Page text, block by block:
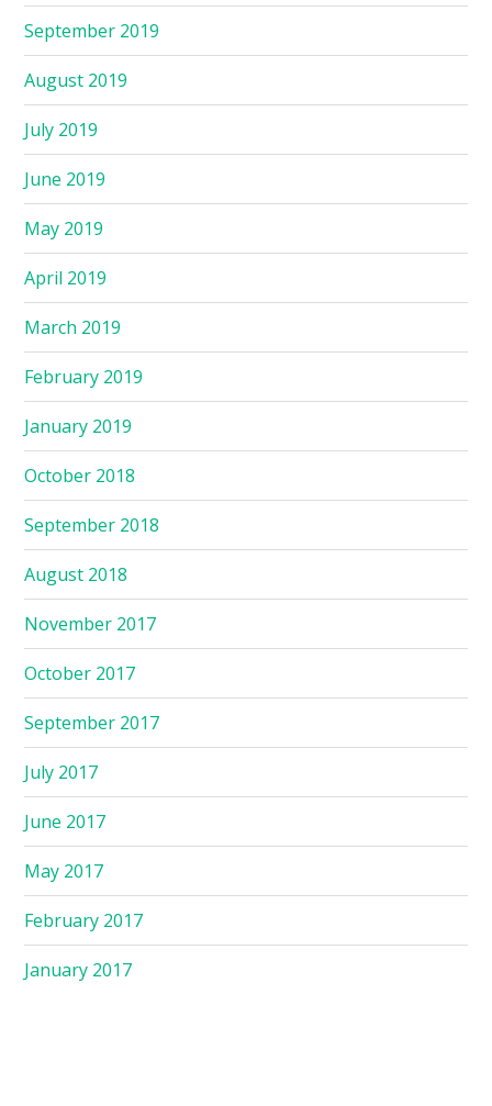
September 2019
August 2019
July 2019
June 2019
May 2019
April 2019
March 2019
February 2019
January 2019
October 2018
September 2018
August 2018
November 2017
October 2017
September 2017
July 2017
June 2017
May 2017
February 2017
January 2017